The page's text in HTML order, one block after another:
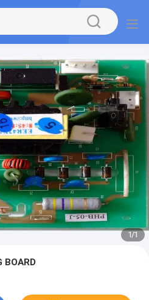
1/1
BOARD